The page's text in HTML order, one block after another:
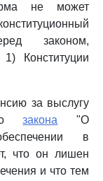
не может
законом,
Конституции
за выслугу
закона "О
в
что он лишен
и что тем